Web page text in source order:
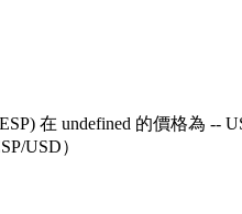
在 undefined 的價格為 --
USD）